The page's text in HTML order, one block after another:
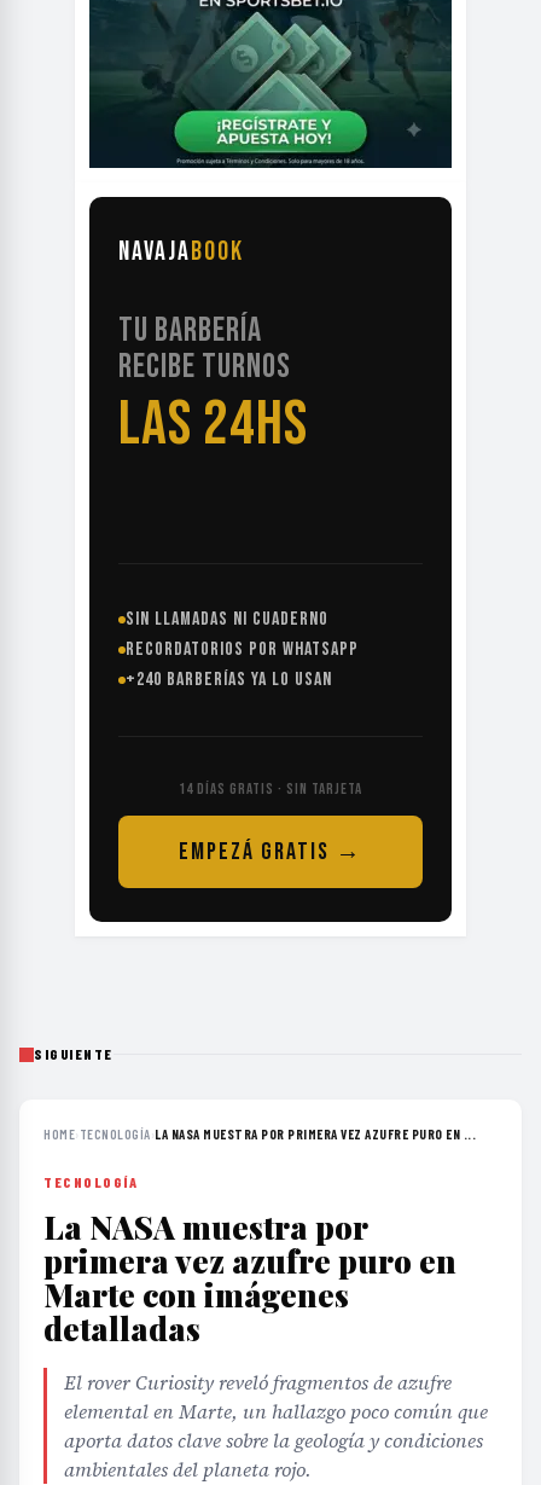
NAVAJABOOK
TU BARBERÍA
RECIBE TURNOS
LAS 24HS
SIN LLAMADAS NI CUADERNO
RECORDATORIOS POR WHATSAPP
+240 BARBERÍAS YA LO USAN
14 DÍAS GRATIS · SIN TARJETA
EMPEZÁ GRATIS →
SIGUIENTE
HOME› TECNOLOGÍA›LA NASA MUESTRA POR PRIMERA VEZ AZUFRE PURO EN ...
TECNOLOGÍA
La NASA muestra por
primera vez azufre puro en
Marte con imágenes
detalladas
El rover Curiosity reveló fragmentos de azufre
elemental en Marte, un hallazgo poco común que
aporta datos clave sobre la geología y condiciones
ambientales del planeta rojo.